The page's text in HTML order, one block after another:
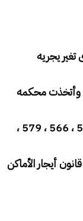
يجريه
وأتخذت محكمه
الحديث التساند الى نصوص المواد 432 ، 564 ، 566 ، 579 ،
أيجار الأماكن